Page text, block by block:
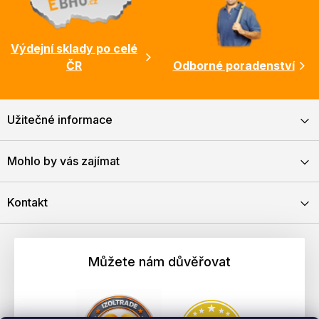
Výdejní sklady po celé
ČR
Odborné poradenství
Užitečné informace
Mohlo by vás zajímat
Kontakt
Můžete nám důvěřovat